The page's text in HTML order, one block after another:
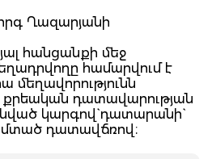
Ղազարյանի
հանցանքի մեջ
համարվում է
մեղավորությունն
դատավարության
կարգով` դատարանի`
մտած դատավճռով։